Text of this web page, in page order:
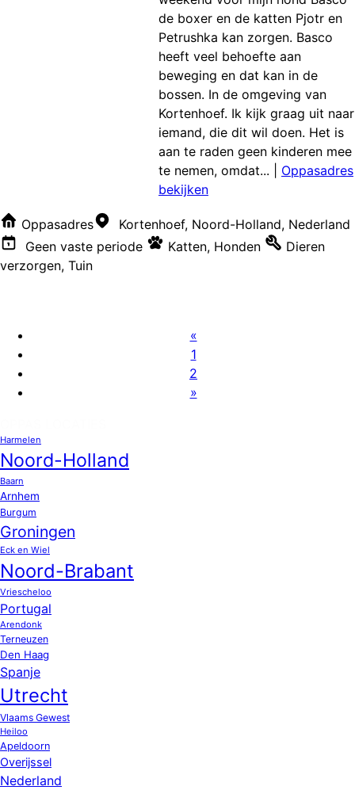
de boxer en de katten Pjotr en
Petrushka kan zorgen. Basco
heeft veel behoefte aan
beweging en dat kan in de
bossen. In de omgeving van
Kortenhoef. Ik kijk graag uit naar
iemand, die dit wil doen. Het is
aan te raden geen kinderen mee
te nemen, omdat...
Oppasadres
bekijken
Oppasadres
Kortenhoef, Noord-Holland, Nederland
Geen vaste periode
Katten, Honden
Dieren
verzorgen, Tuin
«
1
2
»
Harmelen
Noord-Holland
Baarn
Arnhem
Burgum
Groningen
Eck en Wiel
Noord-Brabant
Vriescheloo
Portugal
Arendonk
Terneuzen
Den Haag
Spanje
Utrecht
Vlaams Gewest
Heiloo
Apeldoorn
Overijssel
Nederland